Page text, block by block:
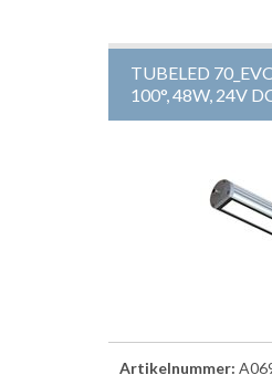
TUBELED
100°, 48W, 24V
Artikelnummer: